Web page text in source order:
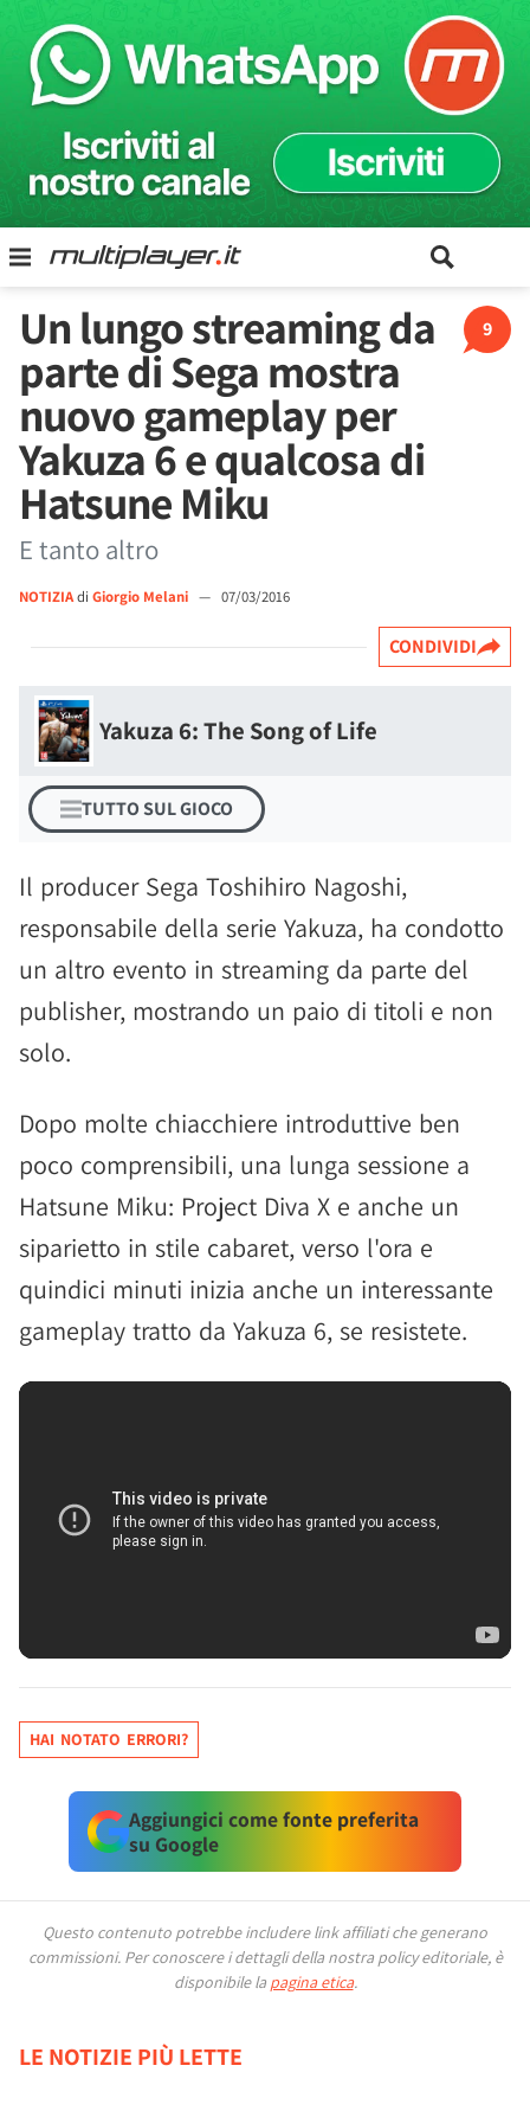
9
Un lungo streaming da
parte di Sega mostra
nuovo gameplay per
Yakuza 6 e qualcosa di
Hatsune Miku
E tanto altro
NOTIZIAdi Giorgio Melani — 07/03/2016
CONDIVIDI
Yakuza 6: The Song of Life
TUTTO SUL GIOCO
Il producer Sega Toshihiro Nagoshi,
responsabile della serie Yakuza, ha condotto
un altro evento in streaming da parte del
publisher, mostrando un paio di titoli e non
solo.
Dopo molte chiacchiere introduttive ben
poco comprensibili, una lunga sessione a
Hatsune Miku: Project Diva X e anche un
siparietto in stile cabaret, verso l'ora e
quindici minuti inizia anche un interessante
gameplay tratto da Yakuza 6, se resistete.
HAI NOTATO ERRORI?
Aggiungici come fonte preferita
su Google
Questo contenuto potrebbe includere link affiliati che generano
commissioni. Per conoscere i dettagli della nostra policy editoriale, è
disponibile la pagina etica.
LE NOTIZIE PIÙ LETTE